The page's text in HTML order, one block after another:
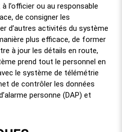
l’officier ou au responsable
de consigner les
d’autres activités du système
plus efficace, de former
à jour les détails en route,
prend tout le personnel en
le système de télémétrie
de contrôler les données
personne (DAP) et